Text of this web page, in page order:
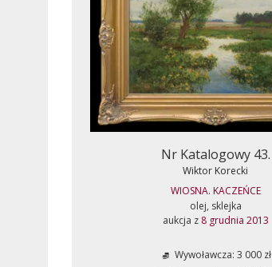
Nr Katalogowy 43.
Wiktor Korecki
WIOSNA. KACZEŃCE
olej, sklejka
aukcja z 8 grudnia 2013
Wywoławcza: 3 000 zł